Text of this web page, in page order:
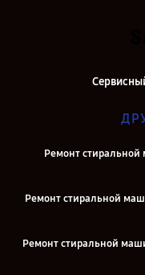
Ремонт стиральной
Ремонт стиральной
Ремонт стиральной